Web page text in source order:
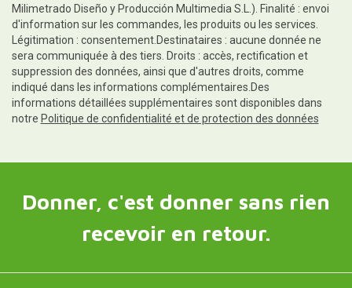
Milimetrado Diseño y Producción Multimedia S.L.). Finalité : envoi
d'information sur les commandes, les produits ou les services.
Légitimation : consentement.Destinataires : aucune donnée ne
sera communiquée à des tiers. Droits : accès, rectification et
suppression des données, ainsi que d'autres droits, comme
indiqué dans les informations complémentaires.Des
informations détaillées supplémentaires sont disponibles dans
notre Politique de confidentialité et de protection des données
Donner, c'est donner sans rien
recevoir en retour.